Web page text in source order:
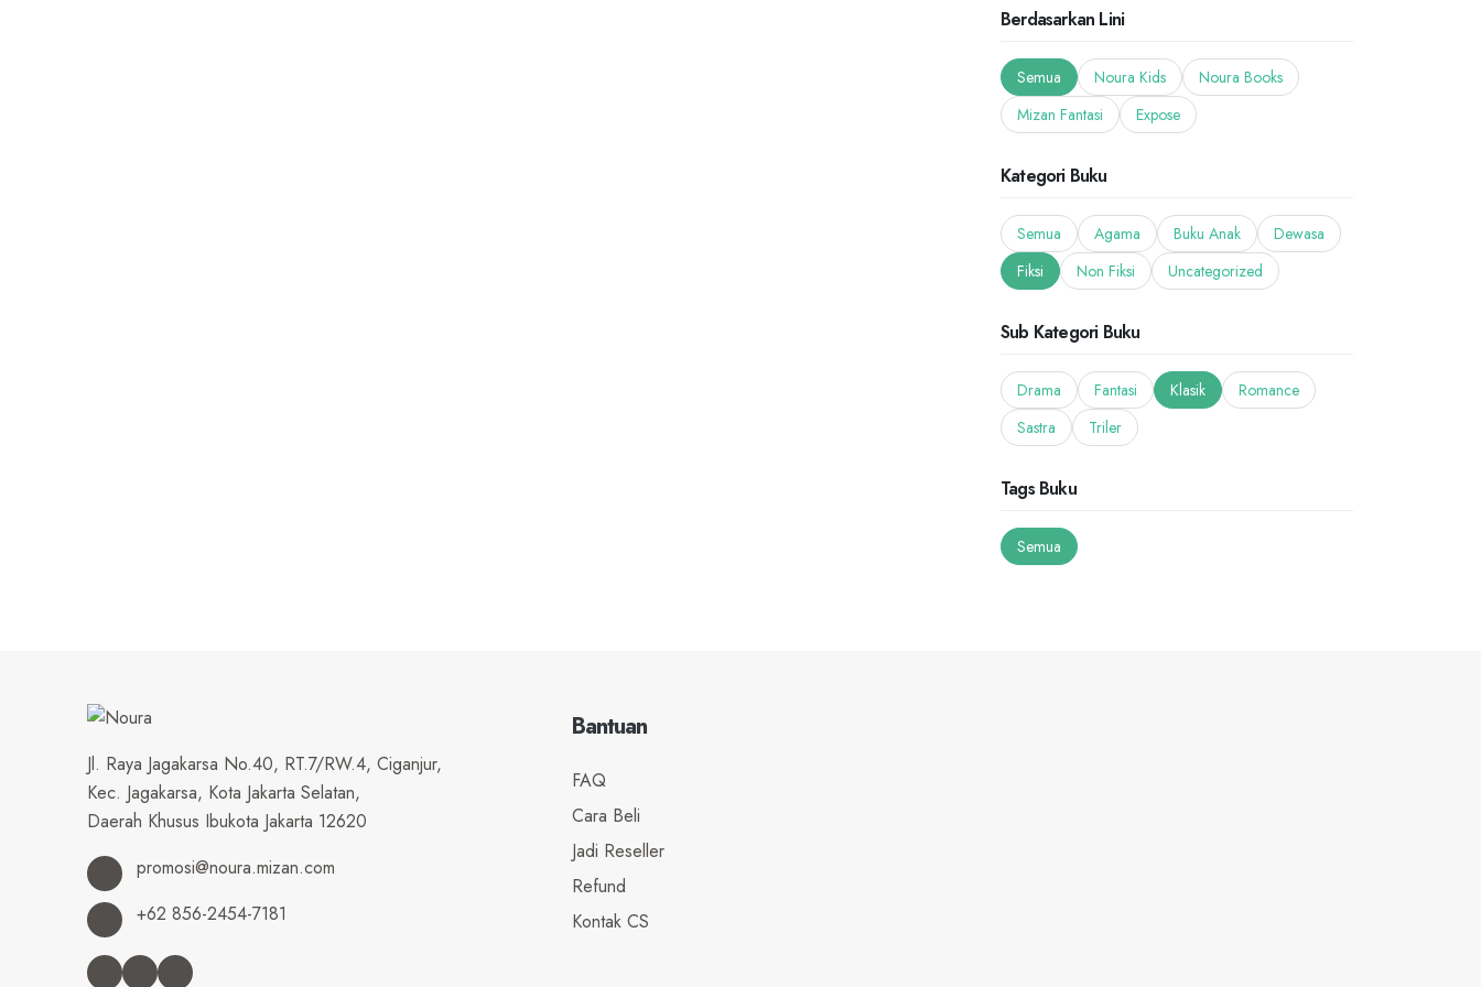
Berdasarkan Lini
Semua Noura Kids
Noura Books
Mizan Fantasi
Expose
Kategori Buku
Semua Agama Buku Anak
Dewasa
Fiksi
Non Fiksi Uncategorized
Sub Kategori Buku
Drama Fantasi Klasik
Romance
Sastra
Triler
Tags Buku
Semua
Jl. Raya Jagakarsa No.40, RT.7/RW.4, Ciganjur,
Kec. Jagakarsa, Kota Jakarta Selatan,
Daerah Khusus Ibukota Jakarta 12620
promosi@noura.mizan.com
+62 856-2454-7181
Bantuan
FAQ
Cara Beli
Jadi Reseller
Refund
Kontak CS